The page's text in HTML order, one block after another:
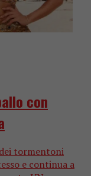
con
tormentoni
e continua a